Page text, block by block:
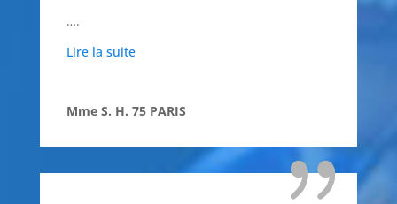
….
Lire la suite
Mme S. H. 75 PARIS